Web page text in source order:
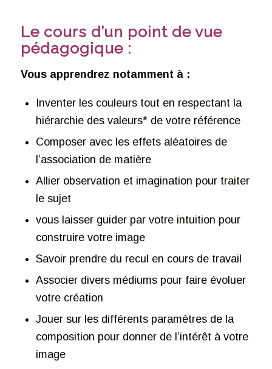
Le cours d’un point de vue
pédagogique :
Vous apprendrez notamment à :
Inventer les couleurs tout en respectant la
hiérarchie des valeurs* de votre référence
Composer avec les effets aléatoires de
l’association de matière
Allier observation et imagination pour traiter
le sujet
vous laisser guider par votre intuition pour
construire votre image
Savoir prendre du recul en cours de travail
Associer divers médiums pour faire évoluer
votre création
Jouer sur les différents paramètres de la
composition pour donner de l’intérêt à votre
image